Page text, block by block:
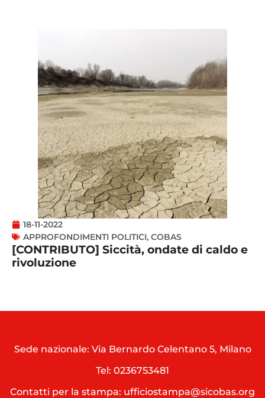
18-11-2022
APPROFONDIMENTI POLITICI, COBAS
[CONTRIBUTO] Siccità, ondate di caldo e
rivoluzione
Sede nazionale: Via Bernardo Celentano 5, Milano
Tel: 0236753481
Contatti per la stampa: ufficiostampa@sicobas.org